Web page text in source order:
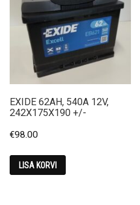
EXIDE 62AH, 540A 12V,
242X175X190 +/-
€98.00
LISA KORVI